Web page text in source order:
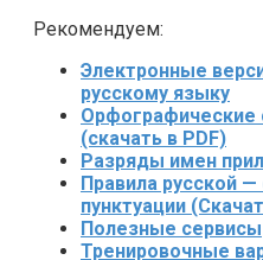
Рекомендуем:
Электронные
русскому языку
Орфографические
(скачать в PDF)
Разряды имен
Правила русской
пунктуации
Полезные сервисы
Тренировочные